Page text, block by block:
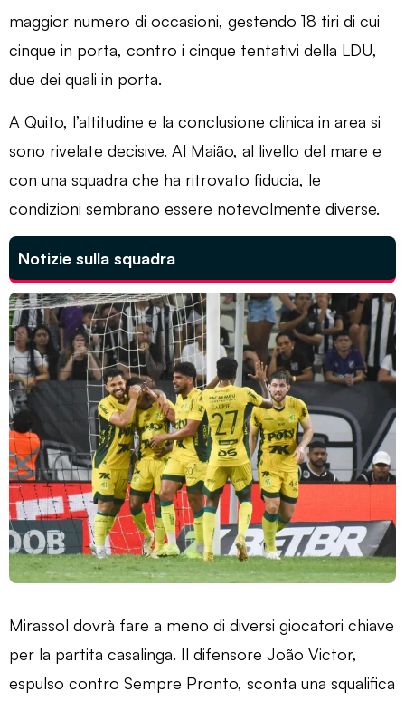
maggior numero di occasioni, gestendo 18 tiri di cui
cinque in porta, contro i cinque tentativi della LDU,
due dei quali in porta.
A Quito, l’altitudine e la conclusione clinica in area si
sono rivelate decisive. Al Maião, al livello del mare e
con una squadra che ha ritrovato fiducia, le
condizioni sembrano essere notevolmente diverse.
Notizie sulla squadra
Mirassol dovrà fare a meno di diversi giocatori chiave
per la partita casalinga. Il difensore João Victor,
espulso contro Sempre Pronto, sconta una squalifica